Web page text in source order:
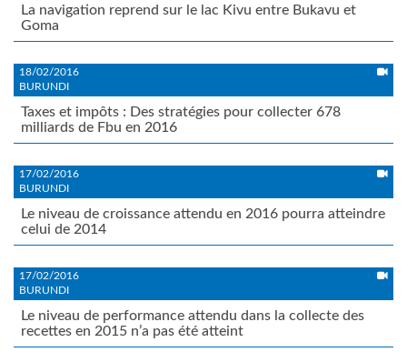
La navigation reprend sur le lac Kivu entre Bukavu et
Goma
18/02/2016
BURUNDI
Taxes et impôts : Des stratégies pour collecter 678
milliards de Fbu en 2016
17/02/2016
BURUNDI
Le niveau de croissance attendu en 2016 pourra atteindre
celui de 2014
17/02/2016
BURUNDI
Le niveau de performance attendu dans la collecte des
recettes en 2015 n’a pas été atteint